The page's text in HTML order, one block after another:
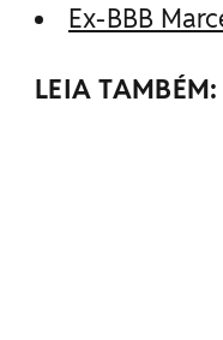
Ex-BBB
LEIA TAMBÉM: